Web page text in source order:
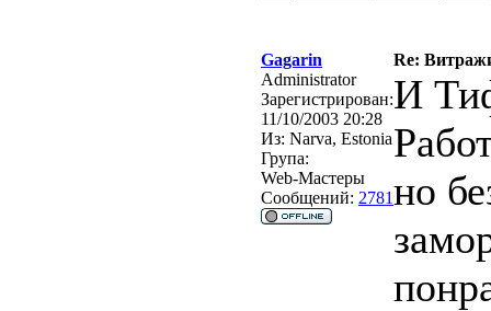
Gagarin
Re:
Administrator
Зарегистрирован:
11/10/2003 20:28
Из: Narva, Estonia
Група:
Web-Мастеры
Сообщений: 2781
И
но